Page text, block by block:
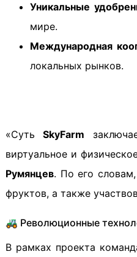
Уникальные
мире.
Международная
локальных рынков.
«СутьSkyFarm
виртуальное и
Румянцев. По его
фруктов, а также
🚜 Революционные
В рамках проекта